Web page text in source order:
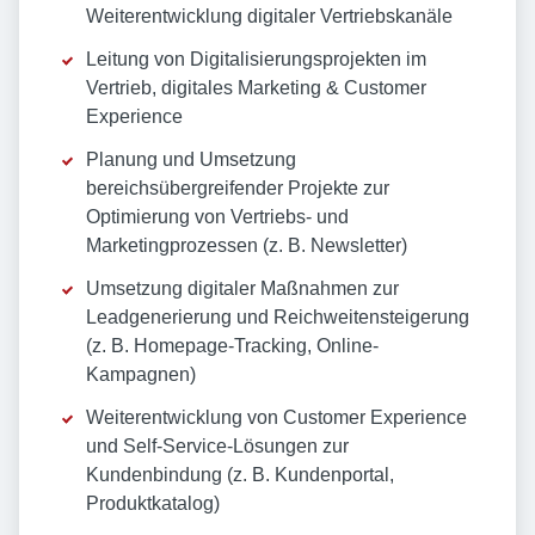
Weiterentwicklung digitaler Vertriebskanäle
Leitung von Digitalisierungsprojekten im
Vertrieb, digitales Marketing & Customer
Experience
Planung und Umsetzung
bereichsübergreifender Projekte zur
Optimierung von Vertriebs- und
Marketingprozessen (z. B. Newsletter)
Umsetzung digitaler Maßnahmen zur
Leadgenerierung und Reichweitensteigerung
(z. B. Homepage-Tracking, Online-
Kampagnen)
Weiterentwicklung von Customer Experience
und Self-Service-Lösungen zur
Kundenbindung (z. B. Kundenportal,
Produktkatalog)